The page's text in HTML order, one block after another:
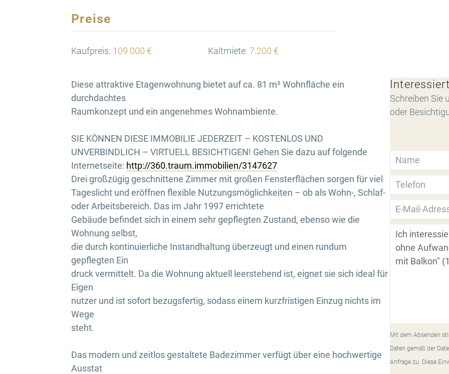
Preise
Kaufpreis: 109.000 € Kaltmiete: 7.200 €
Diese attraktive Etagenwohnung bietet auf ca. 81 m² Wohnfläche ein
durchdachtes
Raumkonzept und ein angenehmes Wohnambiente.
SIE KÖNNEN DIESE IMMOBILIE JEDERZEIT – KOSTENLOS UND
UNVERBINDLICH – VIRTUELL BESICHTIGEN! Gehen Sie dazu auf folgende
Internetseite: http://360.traum.immobilien/3147627
Drei großzügig geschnittene Zimmer mit großen Fensterflächen sorgen für viel
Tageslicht und eröffnen flexible Nutzungsmöglichkeiten – ob als Wohn-, Schlaf-
oder Arbeitsbereich. Das im Jahr 1997 errichtete
Gebäude befindet sich in einem sehr gepflegten Zustand, ebenso wie die
Wohnung selbst,
die durch kontinuierliche Instandhaltung überzeugt und einen rundum
gepflegten Ein
druck vermittelt. Da die Wohnung aktuell leerstehend ist, eignet sie sich ideal für
Eigen
nutzer und ist sofort bezugsfertig, sodass einem kurzfristigen Einzug nichts im
Wege
steht.
Das modern und zeitlos gestaltete Badezimmer verfügt über eine hochwertige
Ausstat
Schreiben Sie
oder
Mit dem Absenden
Daten gemäß der
Anfrage zu. Diese